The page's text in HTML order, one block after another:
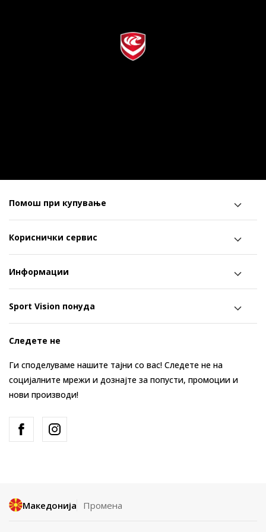
Помош при купување
Кориснички сервис
Информации
Sport Vision понуда
Следете не
Ги споделуваме нашите тајни со вас! Следете не на
социјалните мрежи и дознајте за попусти, промоции и
нови производи!
Македонија Промена